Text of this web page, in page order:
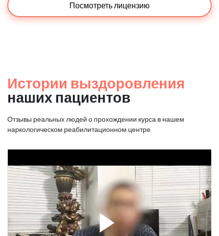
Посмотреть лицензию
Истории выздоровления
наших пациентов
Отзывы реальных людей о прохождении курса в нашем
наркологическом реабилитационном центре